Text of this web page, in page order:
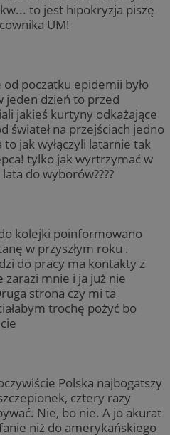
to jest hipokryzja piszę
UM!
od poczatku epidemii było
jeden dzień to przed
jakieś kurtyny odkażające
świateł na przejściach jedno
jak wyłączyli latarnie tak
tylko jak wyrtrzymać w
do wyborów????
kolejki poinformowano
w przyszłym roku .
do pracy ma kontakty z
mnie i ja już nie
strona czy mi ta
trochę pożyć bo
Polska najbogatszy
cztery razy
Nie, bo nie. A jo akurat
niż do amerykańskiego